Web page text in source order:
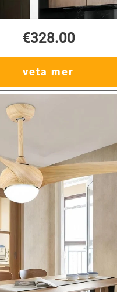
€328.00
veta mer